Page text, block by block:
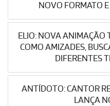
NOVO FORMATO
ELIO: NOVA ANIMAÇÃO
COMO AMIZADES,
DIFERENTES
ANTÍDOTO: CANTOR
LANÇA